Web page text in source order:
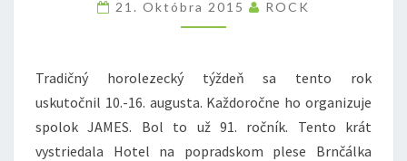
21. Októbra 2015 ROCK
Tradičný horolezecký týždeň sa tento rok
uskutočnil 10.-16. augusta. Každoročne ho organizuje
spolok JAMES. Bol to už 91. ročník. Tento krát
vystriedala Hotel na popradskom plese Brnčálka